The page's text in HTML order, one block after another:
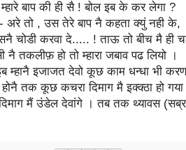
बाप की ही सै ! बोल इब के कर लेगा ?
अरे तो , उस तेरे बाप नै कहता क्युं नही के,
चोडी करवा दे..... ! ताऊ तो बीच मै ही
नै तकलीफ़ हो तो म्हारा जबाव पढ लियो ।
म्हानै इजाजत देवो कूछ काम धन्धा भी
तक कूछ कचरा दिमाग मै इक्क्ठा हो गया
मैं उंडेल देवांगे । तब तक थ्यावस